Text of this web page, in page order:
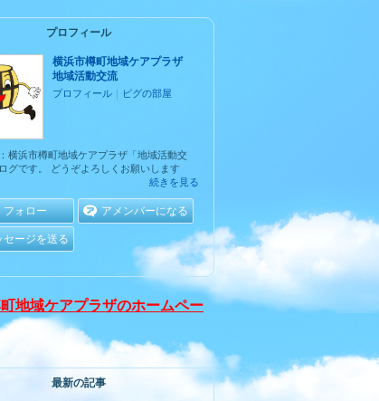
プロフィール
横浜市樽町地域ケアプラザ
地域活動交流
プロフィール ｜ ピグの部屋
横浜市樽町地域ケアプラザ「地域活動交
グです。 どうぞよろしくお願いします
続きを見る
フォロー アメンバーになる
セージを送る
地域ケアプラザのホームペー
最新の記事